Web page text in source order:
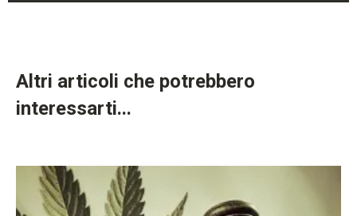
Altri articoli che potrebbero
interessarti...